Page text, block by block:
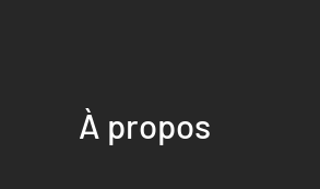
À propos